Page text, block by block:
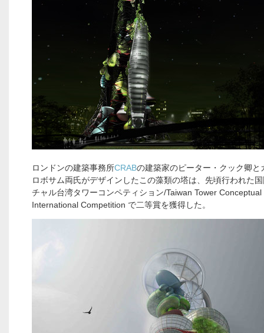
ロンドンの建築事務所CRABの建築家のピーター・クック卿と
ロボサム両氏がデザインしたこの藻類の塔は、先頃行われた
チャル台湾タワーコンペティション/Taiwan Tower Conceptual
International Competition で二等賞を獲得した。